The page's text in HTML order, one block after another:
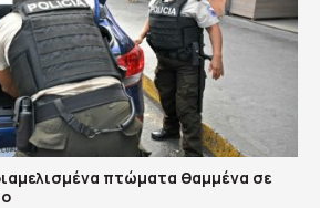
πτώματα θαμμένα σε